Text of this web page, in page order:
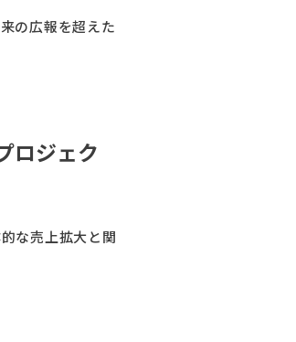
の広報を超えた
ロジェク
な売上拡大と関